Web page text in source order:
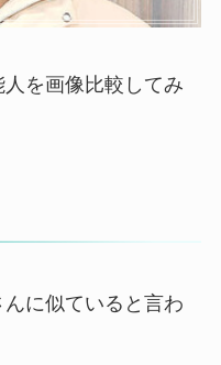
を画像比較してみ
に似ていると言わ